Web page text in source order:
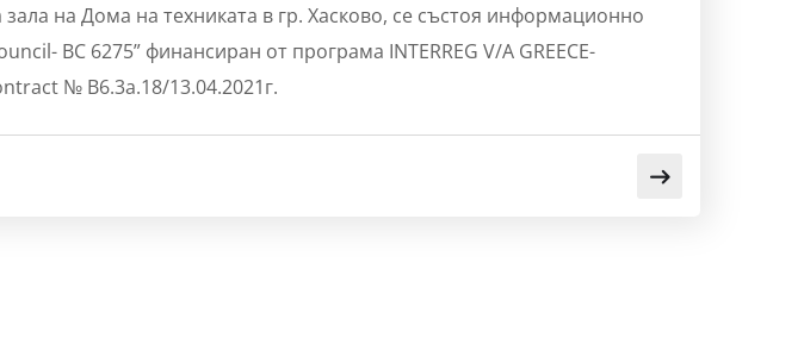
на Домa на техниката в гр. Хасково, се състоя информационно
BC 6275” финансиран от програма INTERREG V/A GREECE-
№ B6.3a.18/13.04.2021г.